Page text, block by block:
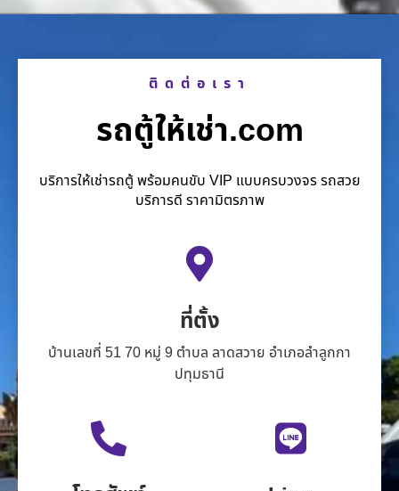
ติดต่อเรา
รถตู้ให้เช่า.com
บริการให้เช่ารถตู้ พร้อมคนขับ VIP แบบครบวงจร รถสวย
บริการดี ราคามิตรภาพ
ที่ตั้ง
บ้านเลขที่ 51 70 หมู่ 9 ตำบล ลาดสวาย อำเภอลำลูกกา
ปทุมธานี